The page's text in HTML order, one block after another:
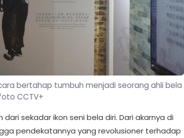
bertahap tumbuh menjadi seorang ahli bela
CCTV+
dari sekadar ikon seni bela diri. Dari akarnya di
pendekatannya yang revolusioner terhadap